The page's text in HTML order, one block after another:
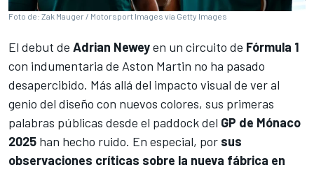
Foto de: Zak Mauger / Motorsport Images via Getty Images
El debut de Adrian Neweyen un circuito de Fórmula 1
con indumentaria de Aston Martin no ha pasado
desapercibido. Más allá del impacto visual de ver al
genio del diseño con nuevos colores, sus primeras
palabras públicas desde el paddock del GP de Mónaco
2025 han hecho ruido. En especial, por sus
observaciones críticas sobre la nueva fábrica en